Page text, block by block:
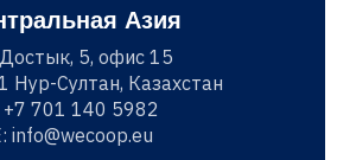
Азия
5, офис 15
Нур-Султан, Казахстан
+7 701 140 5982
info@wecoop.eu